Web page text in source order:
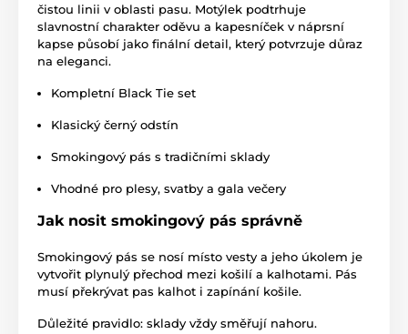
čistou linii v oblasti pasu. Motýlek podtrhuje
slavnostní charakter oděvu a kapesníček v náprsní
kapse působí jako finální detail, který potvrzuje důraz
na eleganci.
Kompletní Black Tie set
Klasický černý odstín
Smokingový pás s tradičními sklady
Vhodné pro plesy, svatby a gala večery
Jak nosit smokingový pás správně
Smokingový pás se nosí místo vesty a jeho úkolem je
vytvořit plynulý přechod mezi košilí a kalhotami. Pás
musí překrývat pas kalhot i zapínání košile.
Důležité pravidlo: sklady vždy směřují nahoru.